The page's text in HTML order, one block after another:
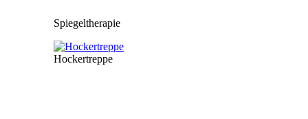
Spiegeltherapie
Hockertreppe